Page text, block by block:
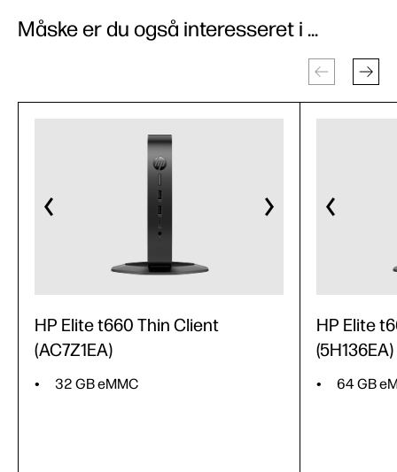
Måske er du også interesseret i ...
HP Elite t660 Thin Client
(AC7Z1EA)
32 GB eMMC
HP Elite
(5H136EA)
64 GB